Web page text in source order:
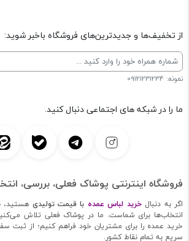
از تخفیف‌ها و جدیدترین‌های فروشگاه باخبر شوید:
نمونه: 09121231234
ما را در شبکه های اجتماعی دنبال کنید.
فروشگاه اینترنتی پوشاک فعلی، بررسی،
اگر به دنبالخرید لباس عمده با قیمت تولیدی هستید،
انتخاب‌ها برای شماست. ما در پوشاک فعلی تلاش
خرید عمده را برای مشتریان خود فراهم کنیم؛ از ثبت
سریع به تمام نقاط کشور.